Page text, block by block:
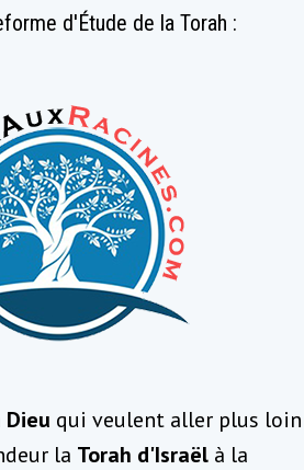
d'Étude de la Torah :
qui veulent aller plus loin
la Torah d'Israël à la